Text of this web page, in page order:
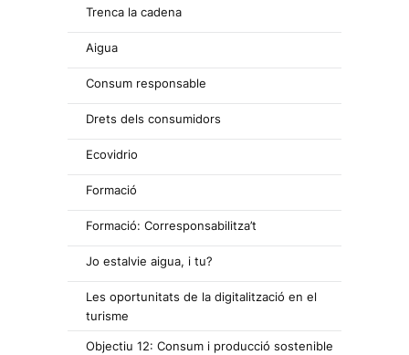
Trenca la cadena
Aigua
Consum responsable
Drets dels consumidors
Ecovidrio
Formació
Formació: Corresponsabilitza’t
Jo estalvie aigua, i tu?
Les oportunitats de la digitalització en el
turisme
Objectiu 12: Consum i producció sostenible